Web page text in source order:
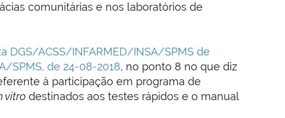
comunitárias e nos laboratórios de
DGS/ACSS/INFARMED/INSA/SPMS de
SPMS, de 24-08-2018, no ponto 8 no que diz
à participação em programa de
vitro destinados aos testes rápidos e o manual